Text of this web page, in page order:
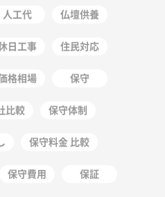
人工代 仏壇供養
日工事 住民対応
格相場 保守
比較 保守体制
保守料金 比較
保守費用 保証